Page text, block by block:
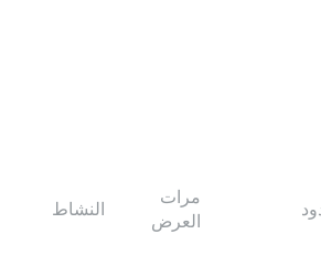
مرات
العرض
النشاط